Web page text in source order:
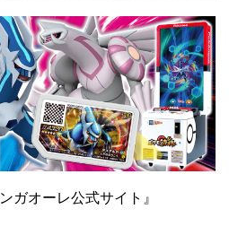
ガオーレ公式サイト』